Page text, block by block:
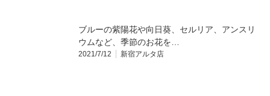
ブルーの紫陽花や向日葵、セルリア、アンスリ
ウムなど、季節のお花を…
2021/7/12 新宿アルタ店